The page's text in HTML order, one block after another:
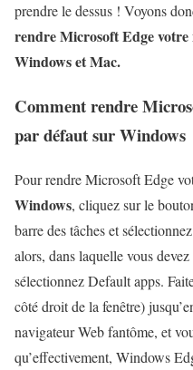
prendre le dessus ! Voyons
rendre Microsoft Edge
Windows et Mac.
Comment rendre
par défaut sur Windows
Pour rendre Microsoft Edge
Windows, cliquez sur le
barre des tâches et
alors, dans laquelle vous
sélectionnez Default apps.
côté droit de la fenêtre)
navigateur Web fantôme, et
qu’effectivement, Windows